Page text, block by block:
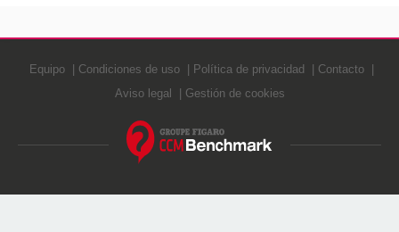
Equipo Condiciones de uso Política de privacidad
Contacto
Aviso legal
Gestión de cookies